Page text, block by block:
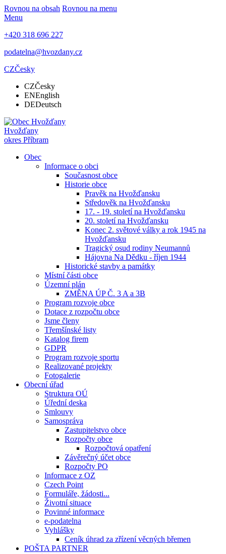
Rovnou na obsah Rovnou na menu
Menu
+420 318 696 227
podatelna@hvozdany.cz
CZČesky
CZČesky
ENEnglish
DEDeutsch
Hvožďany
okres Příbram
Obec
Informace o obci
Současnost obce
Historie obce
Pravěk na Hvožďansku
Středověk na Hvožďansku
17. - 19. století na Hvožďansku
20. století na Hvožďansku
Konec 2. světové války a rok 1945 na
Hvožďansku
Tragický osud rodiny Neumannů
Hájovna Na Dědku - říjen 1944
Historické stavby a památky
Místní části obce
Územní plán
ZMĚNA ÚP Č. 3 A a 3B
Program rozvoje obce
Dotace z rozpočtu obce
Jsme členy
Třemšínské listy
Katalog firem
GDPR
Program rozvoje sportu
Realizované projekty
Fotogalerie
Obecní úřad
Struktura OÚ
Úřední deska
Smlouvy
Samospráva
Zastupitelstvo obce
Rozpočty obce
Rozpočtová opatření
Závěrečný účet obce
Rozpočty PO
Informace z OZ
Czech Point
Formuláře, žádosti...
Životní situace
Povinné informace
e-podatelna
Vyhlášky
Ceník úhrad za zřízení věcných břemen
POŠTA PARTNER